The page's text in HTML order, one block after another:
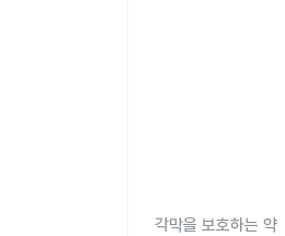
각막을 보호하는 약